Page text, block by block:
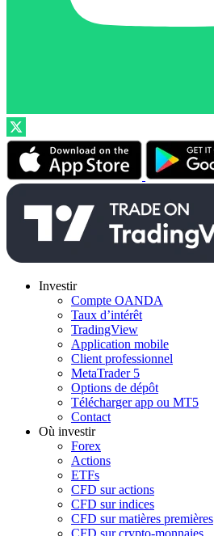
Investir
Compte OANDA
Taux d’intérêt
TradingView
Application mobile
Client professionnel
MetaTrader 5
Options de dépôt
Télécharger app ou MT5
Contact
Où investir
Forex
Actions
ETFs
CFD sur actions
CFD sur indices
CFD sur matières premières
CFD sur crypto-monnaies